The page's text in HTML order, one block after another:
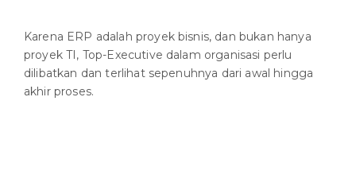
Karena ERP adalah proyek bisnis, dan bukan hanya
proyek TI, Top-Executive dalam organisasi perlu
dilibatkan dan terlihat sepenuhnya dari awal hingga
akhir proses.